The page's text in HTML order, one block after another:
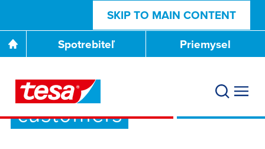
SKIP TO MAIN CONTENT
Spotrebiteľ Priemysel
We do: Support
customers